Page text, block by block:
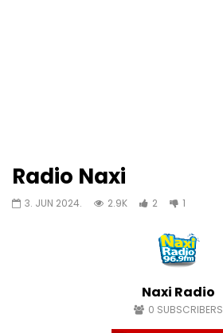
Radio Naxi
3. JUN 2024. 2.9K 2 1
Naxi Radio
0 SUBSCRIBERS